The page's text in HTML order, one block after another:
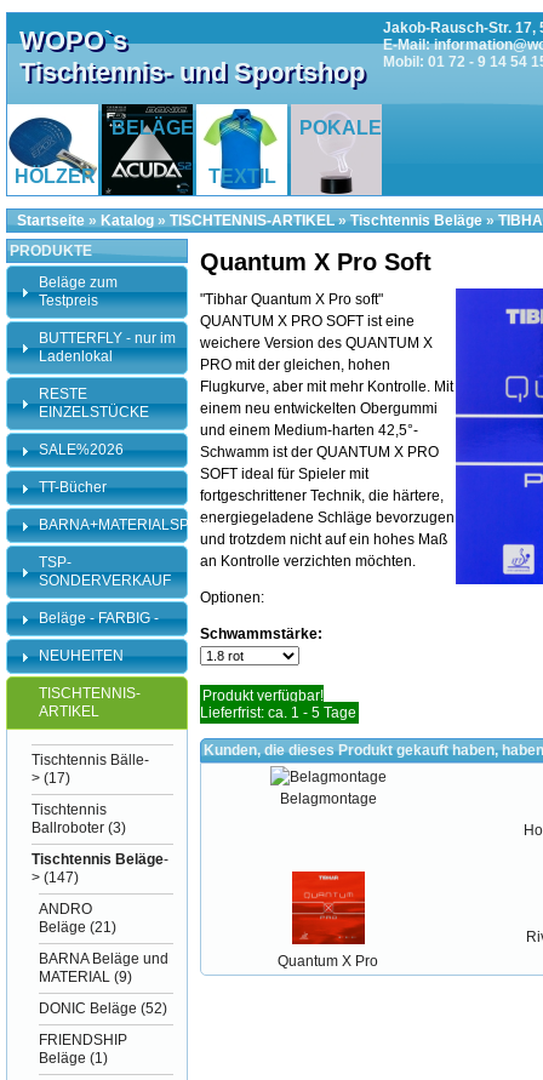
WOPO`s
Tischtennis- und Sportshop
Jakob-Rausch-Str. 17,
E-Mail:
Mobil: 01 72 - 9 14 54
HÖLZER
BELÄGE
TEXTIL
POKALE
Startseite » Katalog » TISCHTENNIS-ARTIKEL»Tischtennis Beläge»
Quantum X Pro Soft
"Tibhar Quantum X Pro soft"
QUANTUM X PRO SOFT ist eine
weichere Version des QUANTUM X
PRO mit der gleichen, hohen
Flugkurve, aber mit mehr Kontrolle. Mit
einem neu entwickelten Obergummi
und einem Medium-harten 42,5°-
Schwamm ist der QUANTUM X PRO
SOFT ideal für Spieler mit
fortgeschrittener Technik, die härtere,
energiegeladene Schläge bevorzugen
und trotzdem nicht auf ein hohes Maß
an Kontrolle verzichten möchten.
Optionen:
Schwammstärke:
Produkt verfügbar!
Lieferfrist: ca. 1 - 5 Tage
Kunden, die dieses Produkt gekauft haben,
Belagmontage
Quantum X Pro
PRODUKTE
Beläge zum
Testpreis
BUTTERFLY - nur im
Ladenlokal
RESTE
EINZELSTÜCKE
SALE%2026
TT-Bücher
BARNA+MATERIALSPEZI
TSP-
SONDERVERKAUF
Beläge - FARBIG -
NEUHEITEN
TISCHTENNIS-
ARTIKEL
Tischtennis Bälle-
> (17)
Tischtennis
Ballroboter (3)
Tischtennis Beläge-
> (147)
ANDRO
Beläge (21)
BARNA Beläge und
MATERIAL (9)
DONIC Beläge (52)
FRIENDSHIP
Beläge (1)